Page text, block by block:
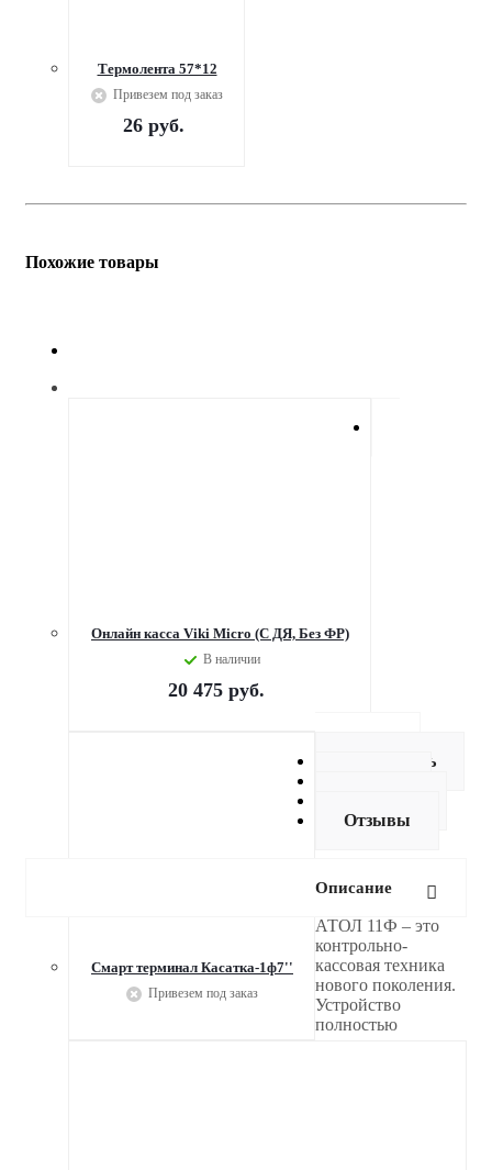
Термолента 57*12
Привезем под заказ
26руб.
Похожие товары
Онлайн касса Viki Micro (C ДЯ, Без ФР)
В наличии
20 475 руб.
Смарт терминал Касатка-1ф7''
Привезем под заказ
Как купить
Отзывы
Описание
АТОЛ 11Ф – это
контрольно-
кассовая техника
нового поколения.
Устройство
полностью